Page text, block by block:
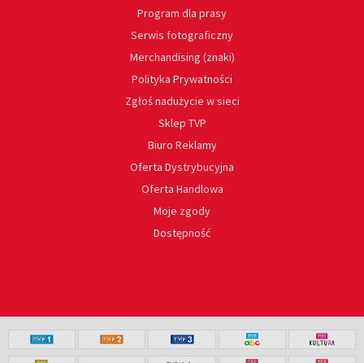
Program dla prasy
Serwis fotograficzny
Merchandising (znaki)
Polityka Prywatności
Zgłoś nadużycie w sieci
Sklep TVP
Biuro Reklamy
Oferta Dystrybucyjna
Oferta Handlowa
Moje zgody
Dostępność